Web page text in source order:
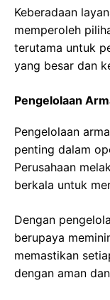
Keberadaan
memperoleh
terutama untuk
yang besar dan
Pengelolaan
Pengelolaan
penting dalam
Perusahaan
berkala untuk
Dengan
berupaya
memastikan
dengan aman